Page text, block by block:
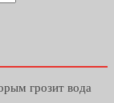
грозит вода